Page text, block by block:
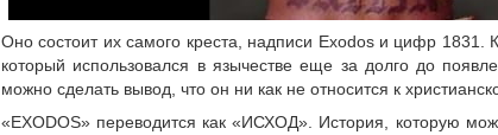
Оно состоит их самого креста, надписи Exodos и цифр 1831.
который использовался в язычестве еще за долго до
можно сделать вывод, что он ни как не относится к
«EXODOS» переводится как «ИСХОД». История, которую